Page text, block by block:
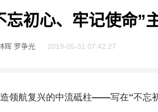
初心、牢记使命”
晖 罗争光 2019-05-31 07:42:27
领航复兴的中流砥柱——写在“不忘